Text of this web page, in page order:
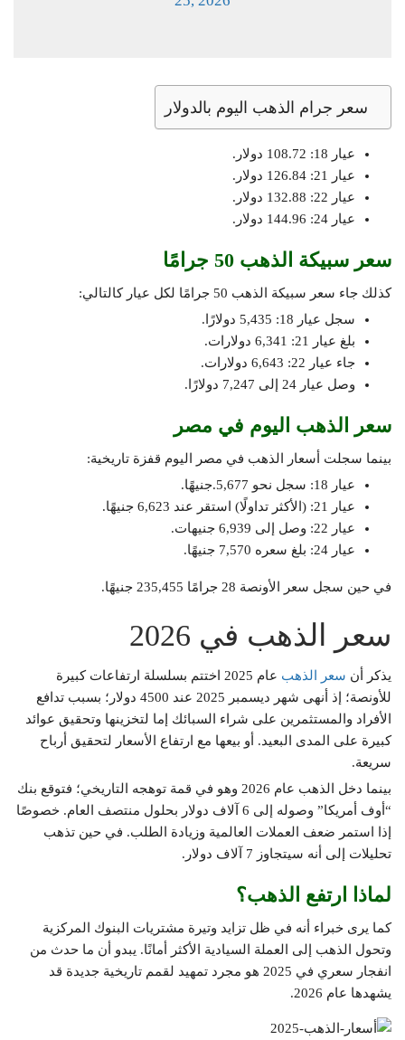
سعر جرام الذهب اليوم بالدولار
عيار 18: 108.72 دولار.
عيار 21: 126.84 دولار.
عيار 22: 132.88 دولار.
عيار 24: 144.96 دولار.
سعر سبيكة الذهب 50 جرامًا
كذلك جاء سعر سبيكة الذهب 50 جرامًا لكل عيار كالتالي:
سجل عيار 18: 5,435 دولارًا.
بلغ عيار 21: 6,341 دولارات.
جاء عيار 22: 6,643 دولارات.
وصل عيار 24 إلى 7,247 دولارًا.
سعر الذهب اليوم في مصر
بينما سجلت أسعار الذهب في مصر اليوم قفزة تاريخية:
عيار 18: سجل نحو 5,677.جنيهًا.
عيار 21: (الأكثر تداولًا) استقر عند 6,623 جنيهًا.
عيار 22: وصل إلى 6,939 جنيهات.
عيار 24: بلغ سعره 7,570 جنيهًا.
في حين سجل سعر الأونصة 28 جرامًا 235,455 جنيهًا.
سعر الذهب في 2026
يذكر أن سعر الذهب
عام 2025 اختتم بسلسلة ارتفاعات كبيرة
للأونصة؛ إذ أنهى شهر ديسمبر 2025 عند 4500 دولار؛ بسبب تدافع
الأفراد والمستثمرين على شراء السبائك إما لتخزينها وتحقيق عوائد
كبيرة على المدى البعيد. أو بيعها مع ارتفاع الأسعار لتحقيق أرباح
سريعة.
بينما دخل الذهب عام 2026 وهو في قمة توهجه التاريخي؛ فتوقع بنك
“أوف أمريكا” وصوله إلى 6 آلاف دولار بحلول منتصف العام. خصوصًا
إذا استمر ضعف العملات العالمية وزيادة الطلب. في حين تذهب
تحليلات إلى أنه سيتجاوز 7 آلاف دولار.
لماذا ارتفع الذهب؟
كما يرى خبراء أنه في ظل تزايد وتيرة مشتريات البنوك المركزية
وتحول الذهب إلى العملة السيادية الأكثر أمانًا. يبدو أن ما حدث من
انفجار سعري في 2025 هو مجرد تمهيد لقمم تاريخية جديدة قد
يشهدها عام 2026.